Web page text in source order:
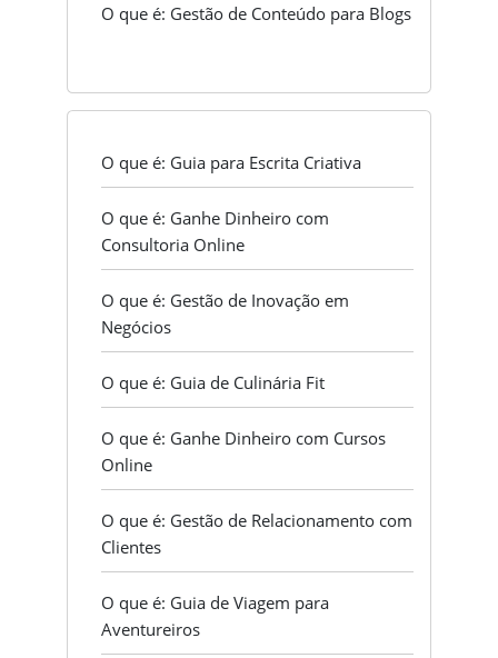
O que é: Gestão de Conteúdo para Blogs
O que é: Guia para Escrita Criativa
O que é: Ganhe Dinheiro com
Consultoria Online
O que é: Gestão de Inovação em
Negócios
O que é: Guia de Culinária Fit
O que é: Ganhe Dinheiro com Cursos
Online
O que é: Gestão de Relacionamento com
Clientes
O que é: Guia de Viagem para
Aventureiros